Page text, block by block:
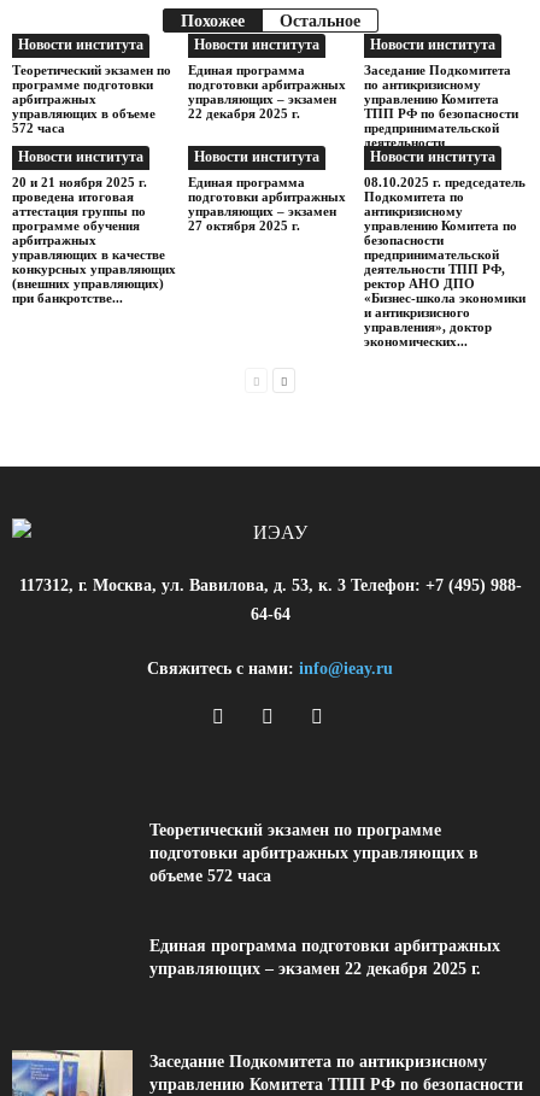
Похожее Остальное
Новости института
Теоретический экзамен по
программе подготовки
арбитражных
управляющих в объеме
572 часа
Новости института
Единая программа
подготовки арбитражных
управляющих – экзамен
22 декабря 2025 г.
Новости института
Заседание Подкомитета
по антикризисному
управлению Комитета
ТПП РФ по безопасности
предпринимательской
деятельности
Новости института
20 и 21 ноября 2025 г.
проведена итоговая
аттестация группы по
программе обучения
арбитражных
управляющих в качестве
конкурсных управляющих
(внешних управляющих)
при банкротстве...
Новости института
Единая программа
подготовки арбитражных
управляющих – экзамен
27 октября 2025 г.
Новости института
08.10.2025 г. председатель
Подкомитета по
антикризисному
управлению Комитета по
безопасности
предпринимательской
деятельности ТПП РФ,
ректор АНО ДПО
«Бизнес-школа экономики
и антикризисного
управления», доктор
экономических...
117312, г. Москва, ул. Вавилова, д. 53, к. 3 Телефон: +7 (495) 988-
64-64
Свяжитесь с нами: info@ieay.ru
Теоретический экзамен по программе
подготовки арбитражных управляющих в
объеме 572 часа
Единая программа подготовки арбитражных
управляющих – экзамен 22 декабря 2025 г.
Заседание Подкомитета по антикризисному
управлению Комитета ТПП РФ по безопасности